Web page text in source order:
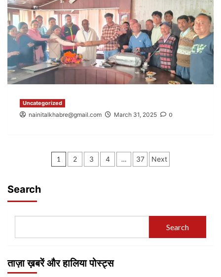
Uncategorized
nainitalkhabre@gmail.com March 31, 2025 0
Posts
1 2 3 4 … 37 Next
Search
Search
ताज़ा ख़बरें और हालिया पोस्ट्स